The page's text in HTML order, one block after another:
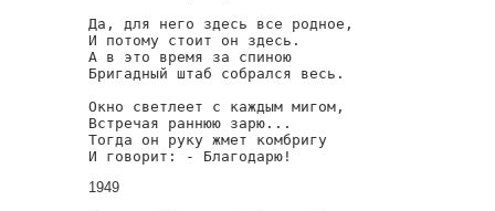
Да, для него здесь все родное,
И потому стоит он здесь.
А в это время за спиною
Бригадный штаб собрался весь.
Окно светлеет с каждым мигом,
Встречая раннюю зарю...
Тогда он руку жмет комбригу
И говорит: - Благодарю!
1949